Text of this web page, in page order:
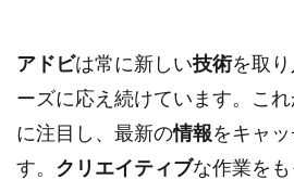
アドビは常に新しい技術を取
ーズに応え続けています。これ
に注目し、最新の情報をキャ
す。 クリエイティブな作業を